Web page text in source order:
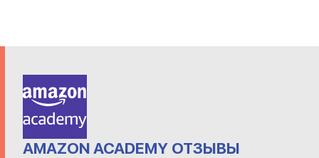
AMAZON ACADEMY ОТЗЫВЫ